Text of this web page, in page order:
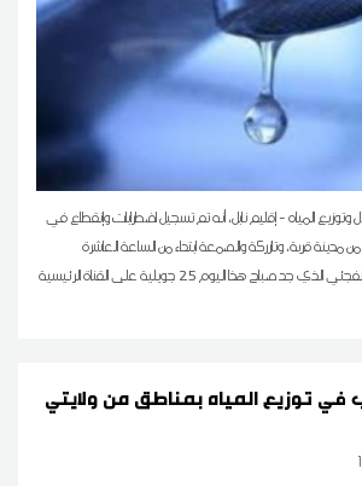
وتوزيع المياه - إقليم نابل، أنه تم تسجيل اضطرابات وإنقطاع في
مدينة قربة، وتازركة والصمعة ابتداء من الساعة العاشرة
صباحا وذلك على إثر العطب الفجئي الذي جد صباح هذا اليوم 25 جويلية على القناة الرئيسية
توزيع المياه بمناطق من ولايتي